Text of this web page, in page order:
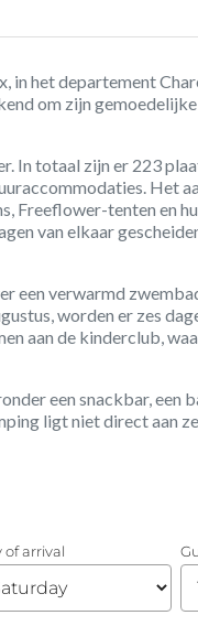
in het departement
om zijn
In totaal zijn er 223
Het
Freeflower-tenten en
van elkaar
een verwarmd
worden er zes
aan de kinderclub,
een snackbar, een
ligt niet direct aan